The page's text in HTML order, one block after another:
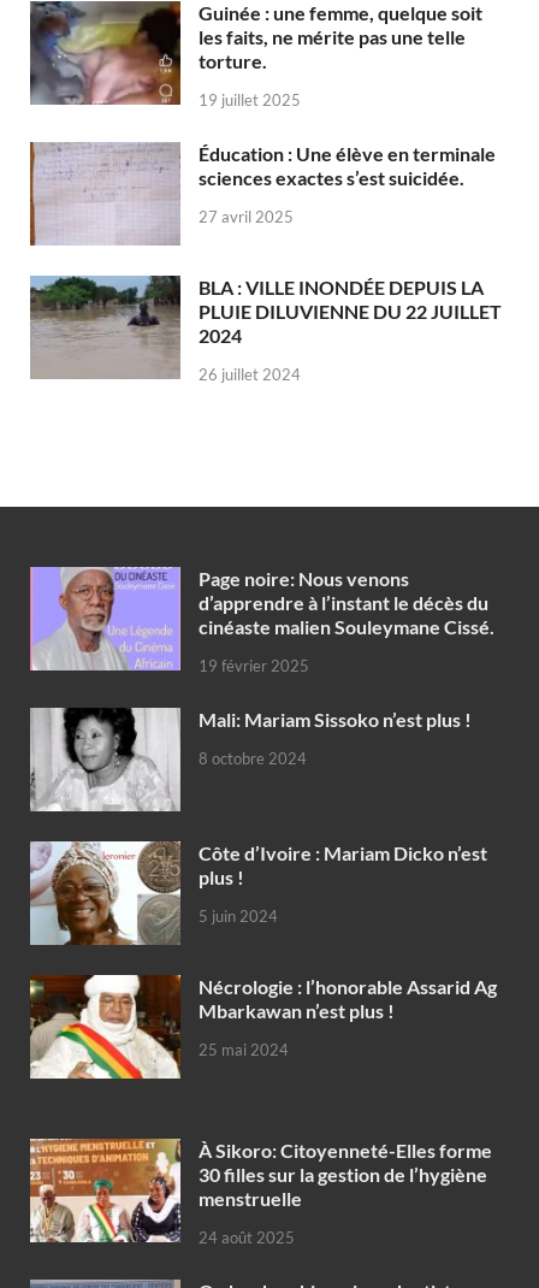
Guinée : une femme, quelque soit
les faits, ne mérite pas une telle
torture.
19 juillet 2025
Éducation : Une élève en terminale
sciences exactes s’est suicidée.
27 avril 2025
BLA : VILLE INONDÉE DEPUIS LA
PLUIE DILUVIENNE DU 22 JUILLET
2024
26 juillet 2024
Page noire: Nous venons
d’apprendre à l’instant le décès du
cinéaste malien Souleymane Cissé.
19 février 2025
Mali: Mariam Sissoko n’est plus !
8 octobre 2024
Côte d’Ivoire : Mariam Dicko n’est
plus !
5 juin 2024
Nécrologie : l’honorable Assarid Ag
Mbarkawan n’est plus !
25 mai 2024
À Sikoro: Citoyenneté-Elles forme
30 filles sur la gestion de l’hygiène
menstruelle
24 août 2025